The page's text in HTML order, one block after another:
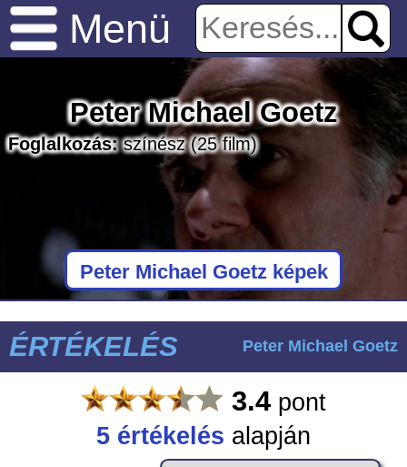
Menü
Peter Michael Goetz
Foglalkozás:színész(25 film)
Peter Michael Goetz képek
ÉRTÉKELÉS Peter Michael Goetz
3.4 pont
5 értékelés alapján